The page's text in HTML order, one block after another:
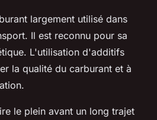
largement utilisé dans
Il est reconnu pour sa
L'utilisation d'additifs
la qualité du carburant et à
le plein avant un long trajet